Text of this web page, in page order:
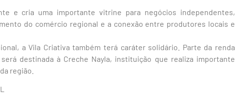
e cria uma importante vitrine para negócios independentes,
do comércio regional e a conexão entre produtores locais e
a Vila Criativa também terá caráter solidário. Parte da renda
destinada à Creche Nayla, instituição que realiza importante
região.